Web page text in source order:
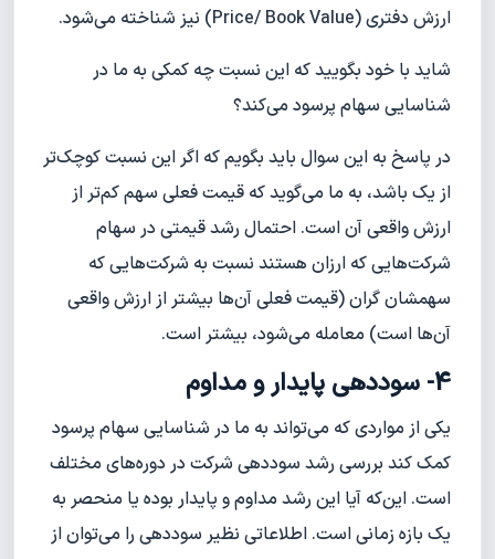
ارزش دفتری (Price/ Book Value) نیز شناخته می‌شود.
شاید با خود بگویید که این نسبت چه کمکی به ما در
شناسایی سهام پرسود می‌کند؟
در پاسخ به این سوال باید بگویم که اگر این نسبت کوچک‌تر
از یک باشد، به ما می‌گوید که قیمت فعلی سهم کم‌تر از
ارزش واقعی آن است. احتمال رشد قیمتی در سهام
شرکت‌هایی که ارزان هستند نسبت به شرکت‌هایی که
سهمشان گران (قیمت فعلی آن‌ها بیشتر از ارزش واقعی
آن‌ها است) معامله می‌شود، بیشتر است.
4- سود‌دهی پایدار و مداوم
یکی از مواردی که می‌تواند به ما در شناسایی سهام پرسود
کمک کند بررسی رشد سوددهی شرکت در دوره‌های مختلف
است. این‌که آیا این رشد مداوم و پایدار بوده یا منحصر به
یک بازه زمانی است. اطلاعاتی نظیر سوددهی را می‌توان از